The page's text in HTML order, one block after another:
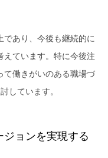
であり、今後も継続的に
えています。特に今後注
て働きがいのある職場づ
しています。
ョンを実現する